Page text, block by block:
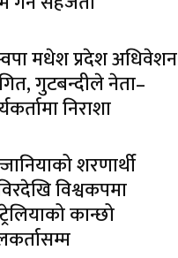
मधेश प्रदेश अधिवेशन
गुटबन्दीले नेता–
निराशा
शरणार्थी
विश्वकपमा
कान्छो